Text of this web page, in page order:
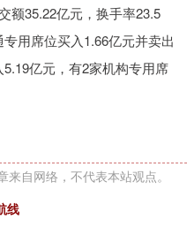
额35.22亿元，换手率23.5
用席位买入1.66亿元并卖出
亿元，有2家机构专用席
来自网络，不代表本站观点。
线